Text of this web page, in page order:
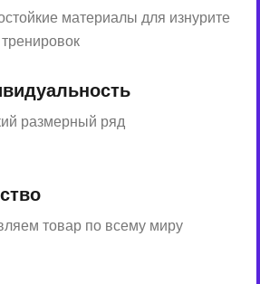
материалы для изнурите
размерный ряд
товар по всему миру